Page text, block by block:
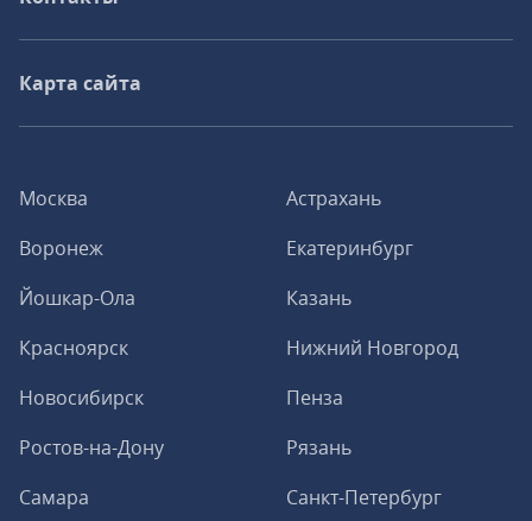
Москва
Астрахань
Воронеж
Екатеринбург
Йошкар-Ола
Казань
Красноярск
Нижний Новгород
Новосибирск
Пенза
Ростов-на-Дону
Рязань
Самара
Санкт-Петербург
Карта сайта